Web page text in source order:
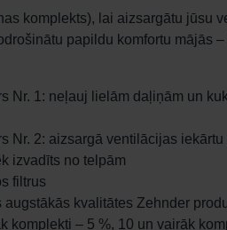
komplekts), lai aizsargātu jūsu
papildu komfortu mājās
Nr. 1: neļauj lielām daļiņām un
Nr. 2: aizsargā ventilācijas iekārtu
izvadīts no telpām
filtrus
kvalitātes Zehnder
komplekti – 5 %, 10 un vairāk